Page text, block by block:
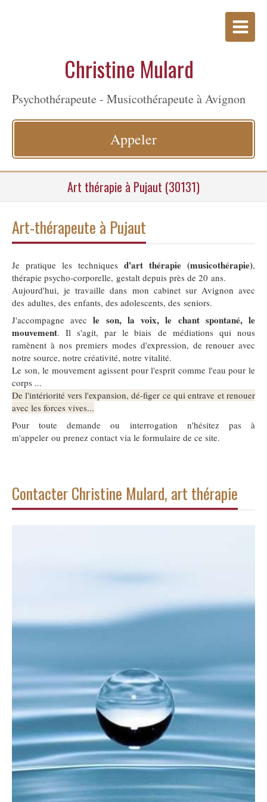
Christine Mulard
Psychothérapeute - Musicothérapeute à Avignon
Appeler
Art thérapie à Pujaut (30131)
Art-thérapeute à Pujaut
Je pratique les techniquesd'art thérapie (musicothérapie),
thérapie psycho-corporelle, gestalt depuis près de 20 ans.
Aujourd'hui, je travaille dans mon cabinet sur Avignon avec
des adultes, des enfants, des adolescents, des seniors.
J'accompagne avecle son, la voix, le chant spontané, le
mouvement. Il s'agit, par le biais de médiations qui nous
ramènent à nos premiers modes d'expression, de renouer avec
notre source, notre créativité, notre vitalité.
Le son, le mouvement agissent pour l'esprit comme l'eau pour le
corps ...
De l'intériorité vers l'expansion, dé-figer ce qui entrave et renouer
avec les forces vives...
Pour toute demande ou interrogation n'hésitez pas à
m'appeler ou prenez contact via le formulaire de ce site.
Contacter Christine Mulard, art thérapie